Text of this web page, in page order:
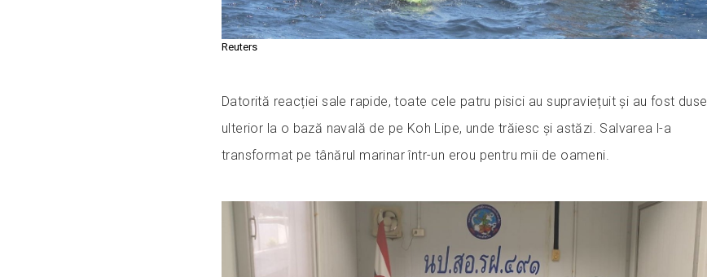
Reuters
Datorită reacției sale rapide, toate cele patru pisici au supraviețuit și au fost duse
ulterior la o bază navală de pe Koh Lipe, unde trăiesc și astăzi. Salvarea l-a
transformat pe tânărul marinar într-un erou pentru mii de oameni.